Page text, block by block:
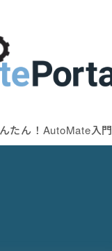
たん！AutoMate入門